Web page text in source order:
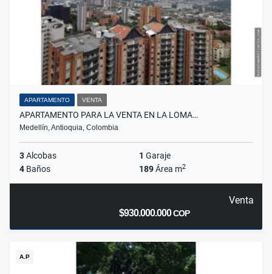
APARTAMENTO VENTA
APARTAMENTO PARA LA VENTA EN LA LOMA…
Medellín, Antioquia, Colombia
3Alcobas 1 Garaje
4 Baños 189Área m2
Venta
$930.000.000COP
A.P